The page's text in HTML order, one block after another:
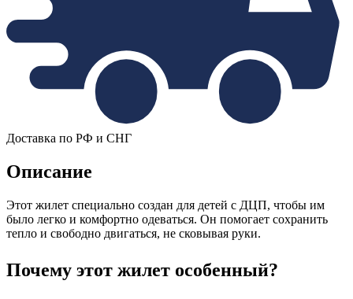
Доставка по РФ и СНГ
Описание
Этот жилет специально создан для детей с ДЦП, чтобы им
было легко и комфортно одеваться. Он помогает сохранить
тепло и свободно двигаться, не сковывая руки.
Почему этот жилет особенный?